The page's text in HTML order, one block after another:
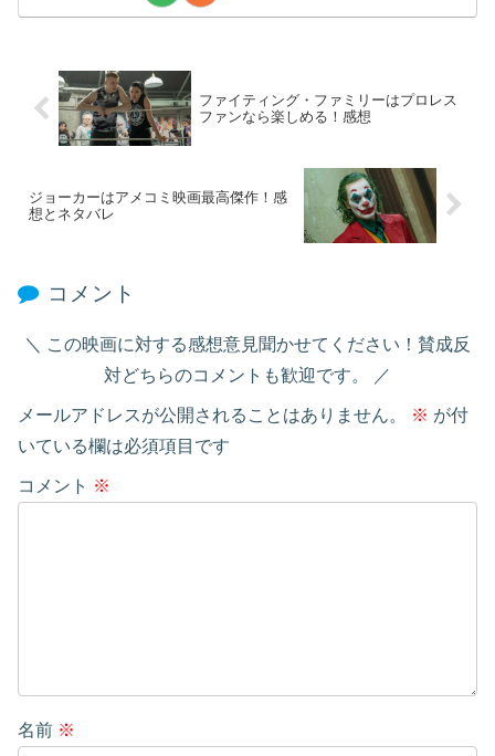
ファイティング・ファミリーはプロレス
ファンなら楽しめる！感想
ジョーカーはアメコミ映画最高傑作！感
想とネタバレ
コメント
この映画に対する感想意見聞かせてください！賛成反
対どちらのコメントも歓迎です。
メールアドレスが公開されることはありません。 ※ が付
いている欄は必須項目です
コメント ※
名前 ※